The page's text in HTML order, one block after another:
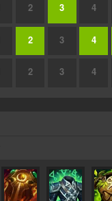
2 3 4
2 3 4
2 3 4